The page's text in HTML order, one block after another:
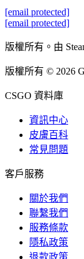
[email protected]
[email protected]
版權所有。由
版權所有 © 2026
CSGO 資料庫
資訊中心
皮膚百科
常見問題
客戶服務
關於我們
聯繫我們
服務條款
隱私政策
退款政策